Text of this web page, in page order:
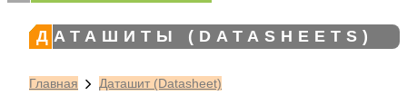
ДАТАШИТЫ (DATASHEETS)
Главная Даташит (Datasheet)